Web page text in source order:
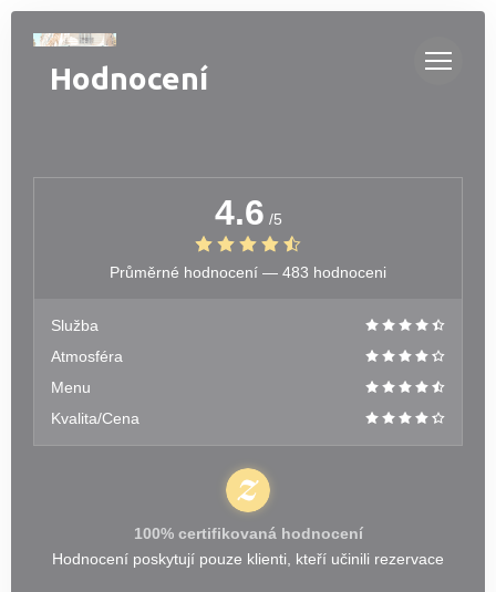
Panel pro správu cookies
Hodnocení
4.6 /5
Průměrné hodnocení — 483 hodnoceni
Služba
Atmosféra
Menu
Kvalita/Cena
100% certifikovaná hodnocení
Hodnocení poskytují pouze klienti, kteří učinili rezervace